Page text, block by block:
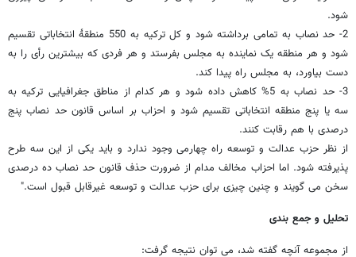
شود.
2- حد نصاب به تمامی برداشته شود و کل ترکیه به 550 منطقۀ انتخاباتی تقسیم
شود و هر منطقه یک نماینده به مجلس بفرستد و هر فردی که بیشترین رأی را به
دست بیاورد، به مجلس راه پیدا کند.
3- حد نصاب به 5% کاهش داده شود و هر کدام از مناطق جغرافیایی ترکیه به
سه یا پنج منطقه انتخاباتی تقسیم شود و احزاب بر اساس قانون حد نصاب پنج
درصدی با هم رقابت کنند.
از نظر حزب عدالت و توسعه راه چهارمی وجود ندارد و باید یکی از این سه طرح
پذیرفته شود. اما احزاب مخالف مدام از ضرورت حذف قانون حد نصاب ده درصدی
سخن می گویند و چنین چیزی برای حزب عدالت و توسعه غیرقابل قبول است."
تحلیل و جمع بندی
از مجموعه آنچه گفته شد، می توان نتیجه گرفت: